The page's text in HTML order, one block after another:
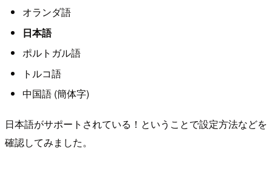
オランダ語
日本語
ポルトガル語
トルコ語
中国語 (簡体字)
日本語がサポートされている！ということで設定方法などを
確認してみました。